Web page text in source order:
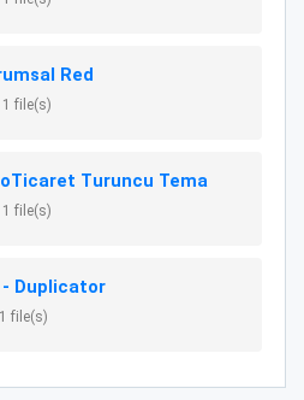
Red
1 file(s)
Turuncu Tema
1 file(s)
Duplicator
1 file(s)